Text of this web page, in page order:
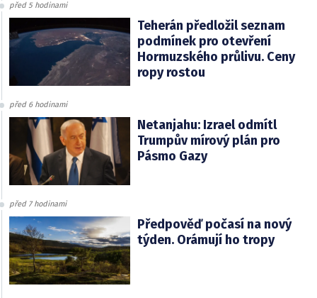
před 5 hodinami
Teherán předložil seznam
podmínek pro otevření
Hormuzského průlivu. Ceny
ropy rostou
před 6 hodinami
Netanjahu: Izrael odmítl
Trumpův mírový plán pro
Pásmo Gazy
před 7 hodinami
Předpověď počasí na nový
týden. Orámují ho tropy